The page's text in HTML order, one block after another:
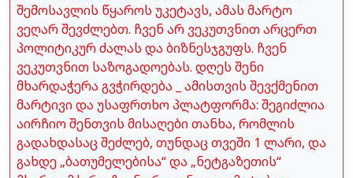
შემოსავლის წყაროს უკეტავს, ამას მარტო
ვეღარ შევძლებთ. ჩვენ არ ვეკუთვნით არცერთ
პოლიტიკურ ძალას და ბიზნესჯგუფს. ჩვენ
ვეკუთვნით საზოგადოებას. დღეს შენი
მხარდაჭერა გვჭირდება _ ამისთვის შევქმენით
მარტივი და უსაფრთხო პლატფორმა: შეგიძლია
აირჩიო შენთვის მისაღები თანხა, რომლის
გადახდასაც შეძლებ, თუნდაც თვეში 1 ლარი, და
გახდე „ბათუმელებისა“ და „ნეტგაზეთის“